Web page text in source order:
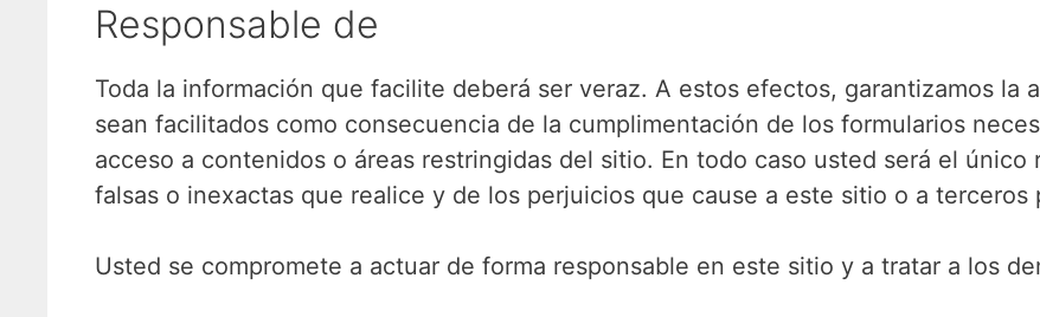
Responsable de
Toda la información que facilite deberá ser veraz. A estos efectos, garantizamos la
sean facilitados como consecuencia de la cumplimentación de los formularios
acceso a contenidos o áreas restringidas del sitio. En todo caso usted será el
falsas o inexactas que realice y de los perjuicios que cause a este sitio o a
Usted se compromete a actuar de forma responsable en este sitio y a tratar a los